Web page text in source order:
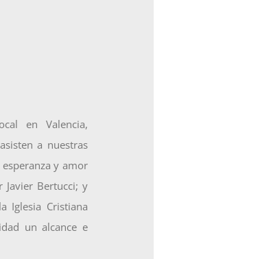
en Valencia,
a nuestras
y amor
Javier Bertucci; y
Iglesia Cristiana
un alcance e